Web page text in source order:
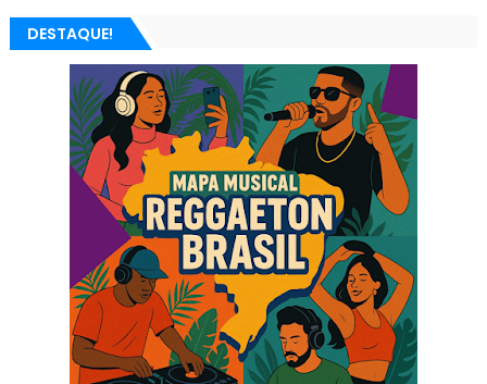
DESTAQUE!